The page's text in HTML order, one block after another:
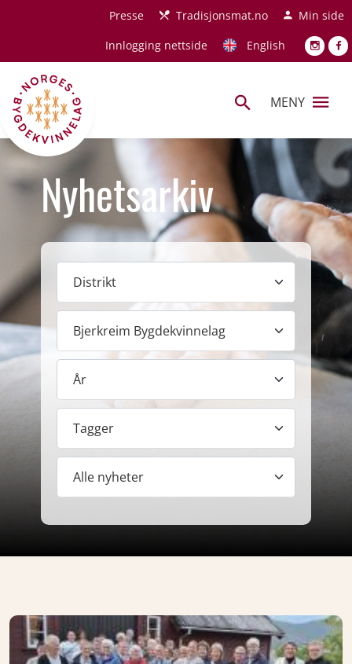
Hopp til hovedinnholdPresse Tradisjonsmat.no
Min side
Innlogging nettside
English
MENY
Nyhetsarkiv